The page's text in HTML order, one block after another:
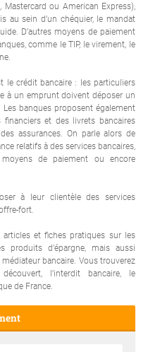
Mastercard ou American Express),
au sein d’un chéquier, le mandat
D’autres moyens de paiement
comme le TIP, le virement, le
le crédit bancaire : les particuliers
à un emprunt doivent déposer un
Les banques proposent également
financiers et des livrets bancaires
assurances. On parle alors de
relatifs à des services bancaires,
de paiement ou encore
à leur clientèle des services
fort.
et fiches pratiques sur les
produits d’épargne, mais aussi
bancaire. Vous trouverez
l’interdit bancaire, le
de France.